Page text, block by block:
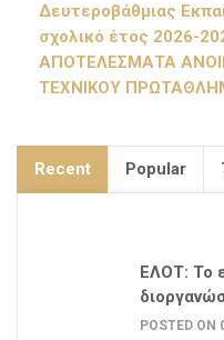
Δευτεροβάθμιας
σχολικό έτος 2026-
ΑΠΟΤΕΛΕΣΜΑΤΑ
ΤΕΧΝΙΚΟΥ
Recent Popular
ΕΛΟΤ: Το
POSTED